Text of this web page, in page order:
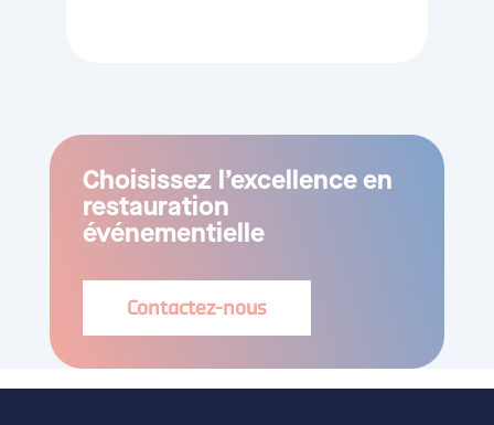
Choisissez l’excellence en
restauration
événementielle
Contactez-nous